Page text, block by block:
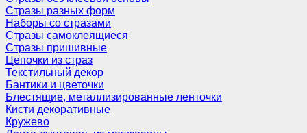
Стразы разных форм
Наборы со стразами
Стразы самоклеящиеся
Стразы пришивные
Цепочки из страз
Текстильный декор
Бантики и цветочки
Блестящие, металлизированные ленточки
Кисти декоративные
Кружево